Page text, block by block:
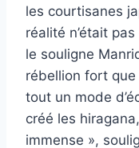
les courtisanes
réalité n’était
le souligne
rébellion fort
tout un mode
créé les
immense »,